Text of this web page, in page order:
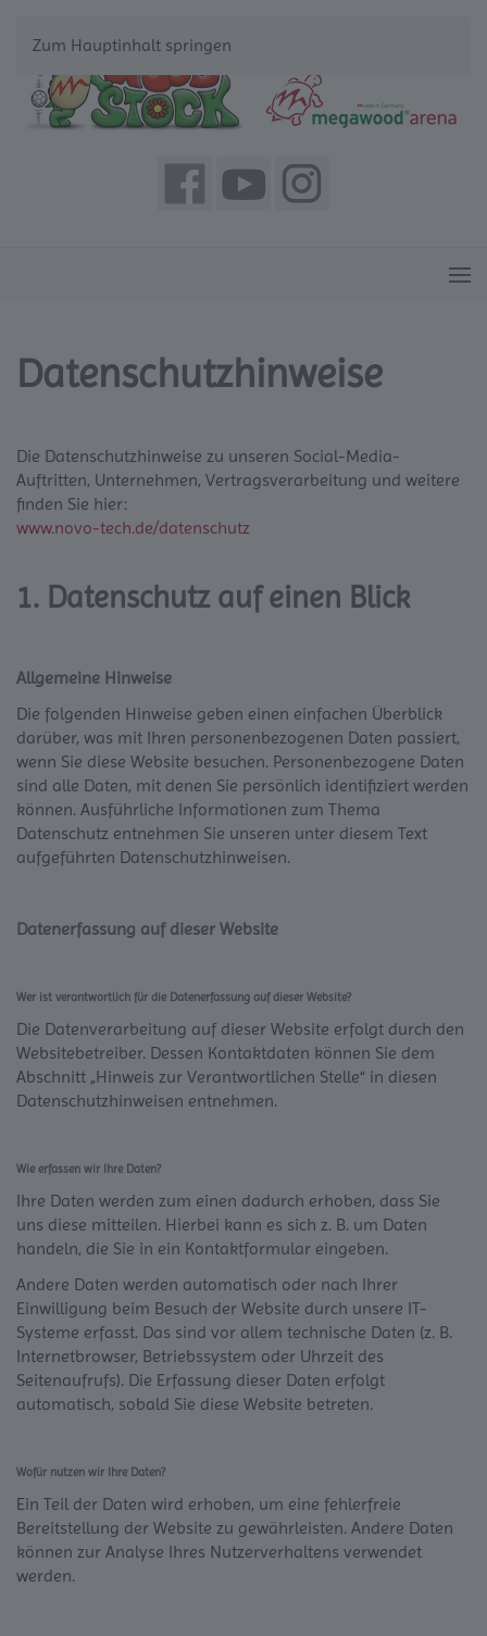
Zum Hauptinhalt springen
Datenschutzhinweise
Die Datenschutzhinweise zu unseren Social-Media-
Auftritten, Unternehmen, Vertragsverarbeitung und weitere
finden Sie hier:
www.novo-tech.de/datenschutz
1. Datenschutz auf einen Blick
Allgemeine Hinweise
Die folgenden Hinweise geben einen einfachen Überblick
darüber, was mit Ihren personenbezogenen Daten passiert,
wenn Sie diese Website besuchen. Personenbezogene Daten
sind alle Daten, mit denen Sie persönlich identifiziert werden
können. Ausführliche Informationen zum Thema
Datenschutz entnehmen Sie unseren unter diesem Text
aufgeführten Datenschutzhinweisen.
Datenerfassung auf dieser Website
Wer ist verantwortlich für die Datenerfassung auf dieser Website?
Die Datenverarbeitung auf dieser Website erfolgt durch den
Websitebetreiber. Dessen Kontaktdaten können Sie dem
Abschnitt „Hinweis zur Verantwortlichen Stelle“ in diesen
Datenschutzhinweisen entnehmen.
Wie erfassen wir Ihre Daten?
Ihre Daten werden zum einen dadurch erhoben, dass Sie
uns diese mitteilen. Hierbei kann es sich z. B. um Daten
handeln, die Sie in ein Kontaktformular eingeben.
Andere Daten werden automatisch oder nach Ihrer
Einwilligung beim Besuch der Website durch unsere IT-
Systeme erfasst. Das sind vor allem technische Daten (z. B.
Internetbrowser, Betriebssystem oder Uhrzeit des
Seitenaufrufs). Die Erfassung dieser Daten erfolgt
automatisch, sobald Sie diese Website betreten.
Wofür nutzen wir Ihre Daten?
Ein Teil der Daten wird erhoben, um eine fehlerfreie
Bereitstellung der Website zu gewährleisten. Andere Daten
können zur Analyse Ihres Nutzerverhaltens verwendet
werden.